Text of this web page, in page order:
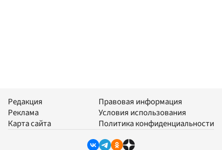
Редакция
Реклама
Карта сайта
Правовая информация
Условия использования
Политика конфиденциальности